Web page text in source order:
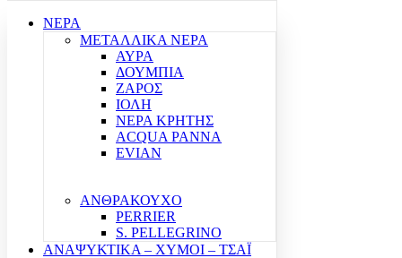
ΝΕΡΑ
ΜΕΤΑΛΛΙΚΑ ΝΕΡΑ
ΑΥΡΑ
ΔΟΥΜΠΙΑ
ΖΑΡΟΣ
ΙΟΛΗ
ΝΕΡΑ ΚΡΗΤΗΣ
ACQUA PANNA
EVIAN
ΑΝΘΡΑΚΟΥΧΟ
PERRIER
S. PELLEGRINO
ΑΝΑΨΥΚΤΙΚΑ – ΧΥΜΟΙ – ΤΣΑΪ